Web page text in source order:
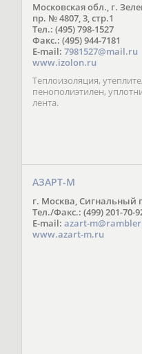
Московская обл., г.
пр. № 4807, 3, стр.1
Тел.: (495) 798-1527
Факс.: (495) 944-7181
E-mail: 7981527@mail.ru
www.izolon.ru
Теплоизоляция,
пенополиэтилен,
лента.
АЗАРТ-М
г. Москва, Сигнальный
Тел./Факс.: (499) 201-70-
E-mail: azart-
www.azart-m.ru